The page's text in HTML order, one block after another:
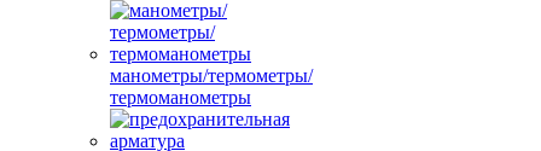
манометры/термометры/
термоманометры